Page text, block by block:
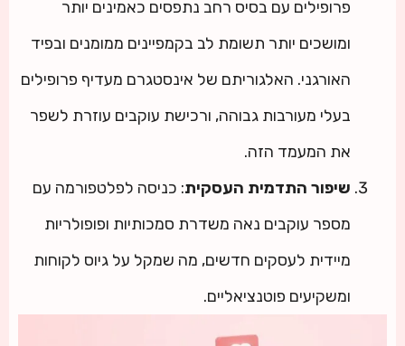
פרופילים עם בסיס רחב נתפסים כאמינים יותר
ומושכים יותר תשומת לב בקמפיינים ממומנים ובפיד
האורגני. האלגוריתם של אינסטגרם מעדיף פרופילים
בעלי מעורבות גבוהה, ורכישת עוקבים עוזרת לשפר
את המעמד הזה.
שיפור התדמית העסקית: כניסה לפלטפורמה עם
מספר עוקבים נאה משדרת סמכותיות ופופולריות
מיידית לעסקים חדשים, מה שמקל על גיוס לקוחות
ומשקיעים פוטנציאליים.